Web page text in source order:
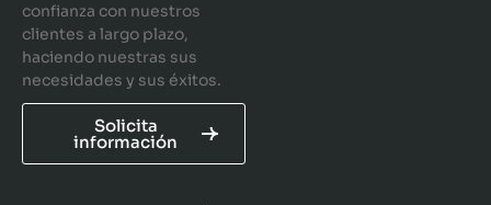
confianza con nuestros
clientes a largo plazo,
haciendo nuestras sus
necesidades y sus éxitos.
Solicita
información